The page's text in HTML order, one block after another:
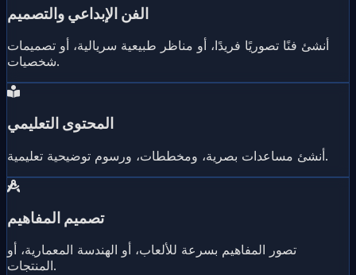
الفن الإبداعي والتصميم
أنشئ فنًا تصوريًا فريدًا، أو مناظر طبيعية سريالية، أو تصميمات
شخصيات.
المحتوى التعليمي
أنشئ مساعدات بصرية، ومخططات، ورسوم توضيحية تعليمية.
تصميم المفاهيم
تصور المفاهيم بسرعة للألعاب، أو الهندسة المعمارية، أو
المنتجات.